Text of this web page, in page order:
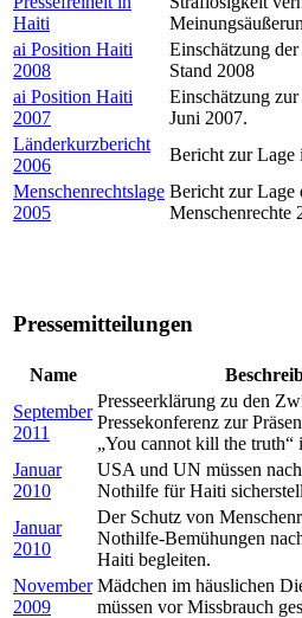
Haiti
ai Position Haiti
2008
Einschätzung
Stand 2008
ai Position Haiti
2007
Einschätzung
Juni 2007.
Länderkurzbericht
2006
Bericht zur Lage
Menschenrechtslage
2005
Bericht zur Lage
Menschenrechte
Pressemitteilungen
Name
September
2011
Presseerklärung zu den
Pressekonferenz zur
„You cannot kill the truth“
Januar
2010
USA und UN müssen
Nothilfe für Haiti
Januar
2010
Der Schutz von
Nothilfe-Bemühungen
Haiti begleiten.
November
2009
Mädchen im häuslichen
müssen vor Missbrauch